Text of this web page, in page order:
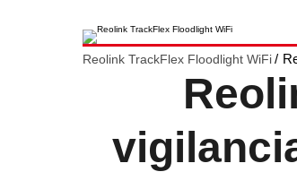
Reolink TrackFlex Floodlight WiFi